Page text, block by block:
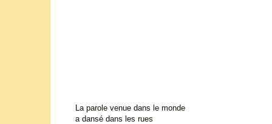
La parole venue dans le monde
a dansé dans les rues